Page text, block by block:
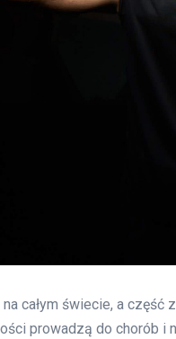
całym świecie, a
prowadzą do chorób i